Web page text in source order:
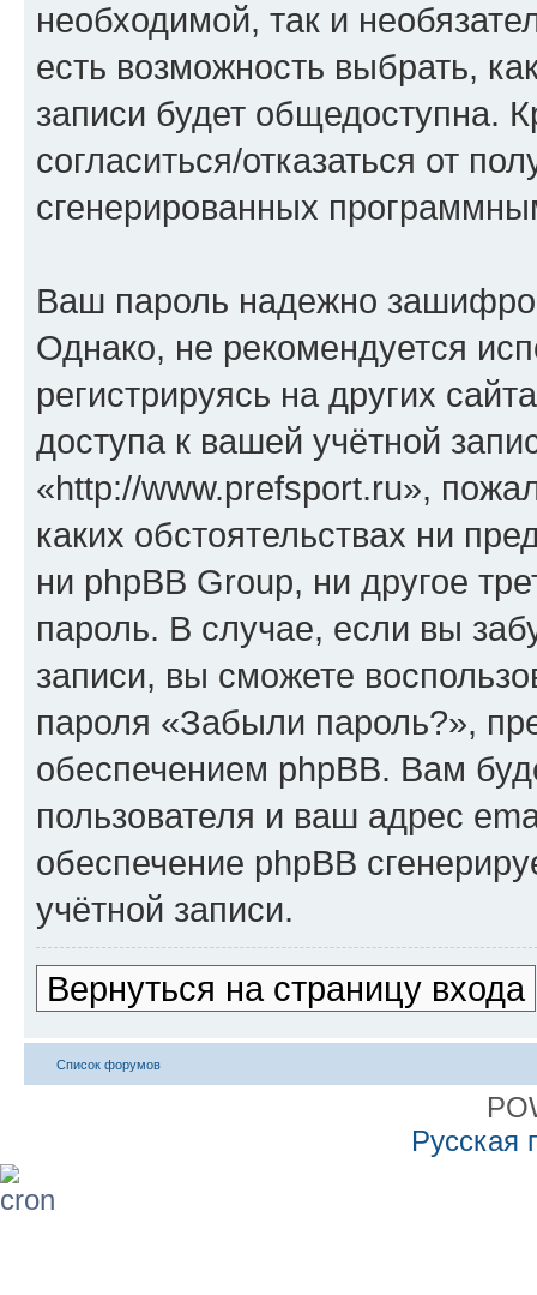
необходимой, так и
есть возможность выбрать,
записи будет общедоступна.
согласиться/отказаться от
сгенерированных
Ваш пароль надежно
Однако, не рекомендуется
регистрируясь на других
доступа к вашей учётной
«http://www.prefsport.ru»,
каких обстоятельствах ни
ни phpBB Group, ни другое
пароль. В случае, если вы
записи, вы сможете
пароля «Забыли пароль?»,
обеспечением phpBB. Вам
пользователя и ваш адрес
обеспечение phpBB
учётной записи.
Вернуться на страницу входа
Список форумов
Русская